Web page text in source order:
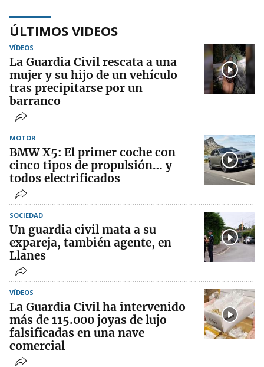
ÚLTIMOS VIDEOS
VÍDEOS
La Guardia Civil rescata a una
mujer y su hijo de un vehículo
tras precipitarse por un
barranco
MOTOR
BMW X5: El primer coche con
cinco tipos de propulsión… y
todos electrificados
SOCIEDAD
Un guardia civil mata a su
expareja, también agente, en
Llanes
VÍDEOS
La Guardia Civil ha intervenido
más de 115.000 joyas de lujo
falsificadas en una nave
comercial